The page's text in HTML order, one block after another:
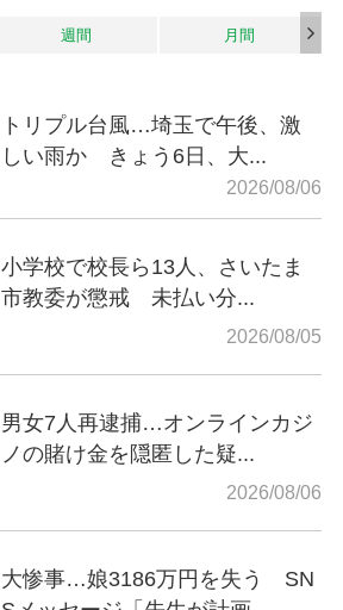
週間 月間
トリプル台風…埼玉で午後、激
しい雨か きょう6日、大...
2026/08/06
小学校で校長ら13人、さいたま
市教委が懲戒 未払い分...
2026/08/05
男女7人再逮捕…オンラインカジ
ノの賭け金を隠匿した疑...
2026/08/06
大惨事…娘3186万円を失う SN